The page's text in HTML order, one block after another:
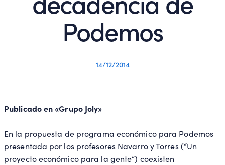
Podemos
14/12/2014
Publicado en «Grupo Joly»
En la propuesta de programa económico para Podemos
presentada por los profesores Navarro y Torres (“Un
proyecto económico para la gente”) coexisten